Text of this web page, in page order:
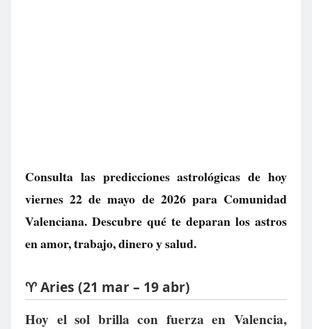
Consulta las predicciones astrológicas de hoy
viernes 22 de mayo de 2026 para Comunidad
Valenciana. Descubre qué te deparan los astros
en amor, trabajo, dinero y salud.
♈ Aries (21 mar – 19 abr)
Hoy el sol brilla con fuerza en Valencia,